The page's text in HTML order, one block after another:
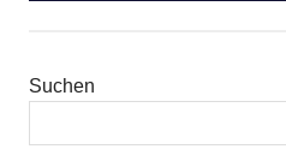
Suchen